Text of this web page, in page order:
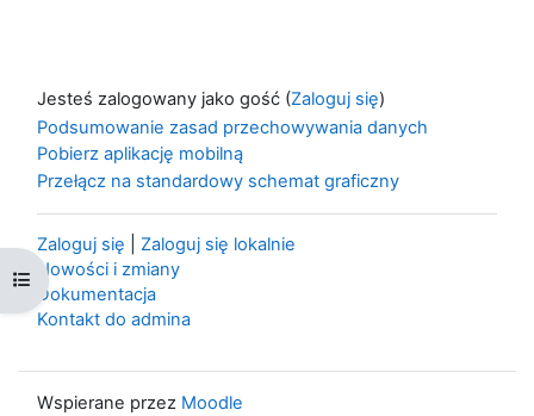
Otwórz indeks kursu
Jesteś zalogowany jako gość (Zaloguj się)
Podsumowanie zasad przechowywania danych
Pobierz aplikację mobilną
Przełącz na standardowy schemat graficzny
Zaloguj się
Zaloguj się lokalnie
Nowości i zmiany
Dokumentacja
Kontakt do admina
Wspierane przez Moodle